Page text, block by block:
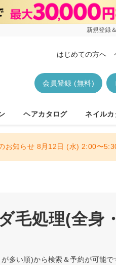
新規登録
はじめての方へ
会員登録 (無料)
ヘアカタログ ネイル
お知らせ 8月12日 (水) 2:00〜
毛処理(全身
多い順)から検索＆予約が可能